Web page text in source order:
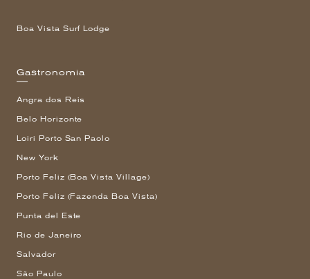
Boa Vista Surf Lodge
Gastronomia
Angra dos Reis
Belo Horizonte
Loiri Porto San Paolo
New York
Porto Feliz (Boa Vista Village)
Porto Feliz (Fazenda Boa Vista)
Punta del Este
Rio de Janeiro
Salvador
São Paulo